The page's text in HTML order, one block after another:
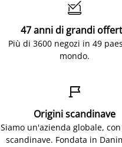

47 anni di grandi
Più di 3600 negozi in 49
mondo.

Origini scandinave
Siamo un'azienda globale,
scandinave. Fondata in